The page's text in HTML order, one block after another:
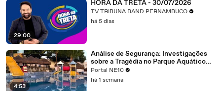
29:00
HORA DA TRETA - 30/07/2026
TV TRIBUNA BAND PERNAMBUCO
há 5 dias
4:53
Análise de Segurança: Investigações
sobre a Tragédia no Parque Aquático
em Ouro Preto, Olinda
Portal NE10
há 1 semana